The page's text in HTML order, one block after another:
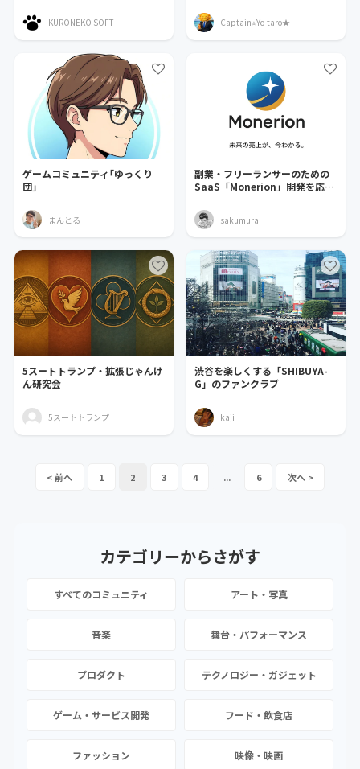
KURONEKO SOFT Captain⭐︎Yo-taro★
ゲームコミュニティ｢ゆっくり
団｣
まんとる
副業・フリーランサーのための
SaaS「Monerion」開発を応援
sakumura
5スートトランプ・拡張じゃんけ
ん研究会
5スートトランプ・拡張じゃんけん研究会
渋谷を楽しくする「SHIBUYA-
G」のファンクラブ
kaji_____
1 2 3 4 ... 6
カテゴリーからさがす
すべてのコミュニティ アート・写真
音楽 舞台・パフォーマンス
プロダクト テクノロジー・ガジェット
ゲーム・サービス開発 フード・飲食店
ファッション 映像・映画